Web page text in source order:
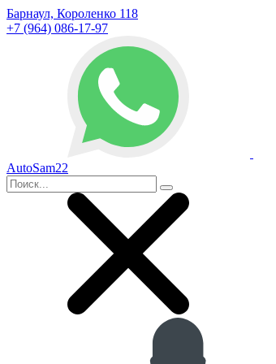
Барнаул, Короленко 118
+7 (964) 086-17-97
AutoSam22